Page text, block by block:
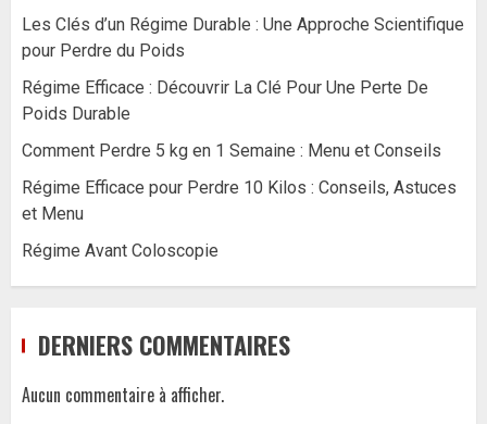
Les Clés d’un Régime Durable : Une Approche Scientifique
pour Perdre du Poids
Régime Efficace : Découvrir La Clé Pour Une Perte De
Poids Durable
Comment Perdre 5 kg en 1 Semaine : Menu et Conseils
Régime Efficace pour Perdre 10 Kilos : Conseils, Astuces
et Menu
Régime Avant Coloscopie
DERNIERS COMMENTAIRES
Aucun commentaire à afficher.